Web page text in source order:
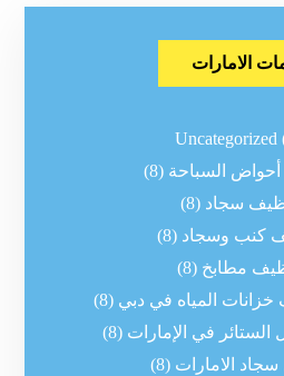
الامارات
Uncategorized
السباحة (8)
سجاد (8)
كنب وسجاد (8)
مطابخ (8)
المياه في دبي (8)
في الإمارات (8)
الامارات (8)